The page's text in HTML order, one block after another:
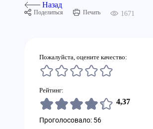
Назад
Поделиться Печать 1671
Пожалуйста, оцените качество:
Рейтинг:
4,37
Проголосовало: 56